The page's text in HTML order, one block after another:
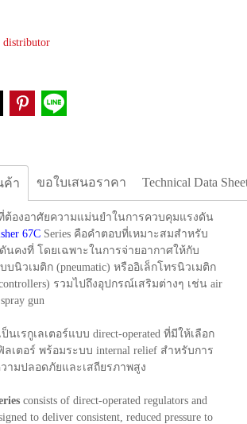
distributor
ค้า ขอใบเสนอราคา Technical Data
องอาศัยความแม่นยำในการควบคุมแรงดัน
67C Series คือคำตอบที่เหมาะสมสำหรับ
นคงที่ โดยเฉพาะในการจ่ายอากาศให้กับ
บนิวเมติก (pneumatic) หรืออิเล็กโทรนิวเมติก
controllers) รวมไปถึงอุปกรณ์เสริมต่างๆ เช่น air
gun
ป็นเรกูเลเตอร์แบบ direct-operated ที่มีให้เลือก
เตอร์ พร้อมระบบ internal relief สำหรับการ
ามปลอดภัยและเสถียรภาพสูง
consists of direct-operated regulators and
to deliver consistent, reduced pressure to